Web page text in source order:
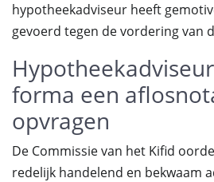
hypotheekadviseur heeft
gevoerd tegen de vordering van
forma een
opvragen
De Commissie van het Kifid
redelijk handelend en bekwaam